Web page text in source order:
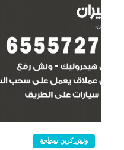
ونش كرين سطحة